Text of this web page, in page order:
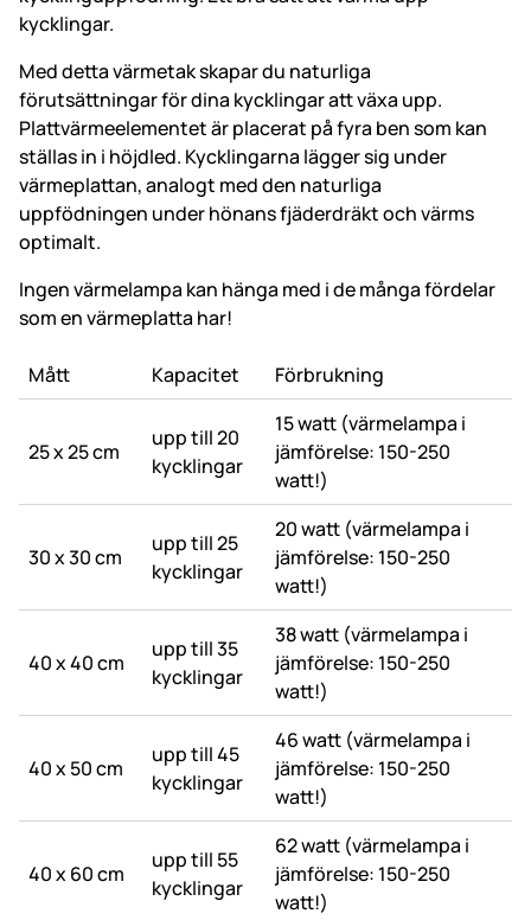
kycklingar.
Med detta värmetak skapar du naturliga
förutsättningar för dina kycklingar att växa upp.
Plattvärmeelementet är placerat på fyra ben som kan
ställas in i höjdled. Kycklingarna lägger sig under
värmeplattan, analogt med den naturliga
uppfödningen under hönans fjäderdräkt och värms
optimalt.
Ingen värmelampa kan hänga med i de många fördelar
som en värmeplatta har!
Mått Kapacitet Förbrukning
25 x 25 cm
upp till 20
kycklingar
15 watt (värmelampa i
jämförelse: 150-250
watt!)
30 x 30 cm
upp till 25
kycklingar
20 watt (värmelampa i
jämförelse: 150-250
watt!)
40 x 40 cm
upp till 35
kycklingar
38 watt (värmelampa i
jämförelse: 150-250
watt!)
40 x 50 cm
upp till 45
kycklingar
46 watt (värmelampa i
jämförelse: 150-250
watt!)
40 x 60 cm
upp till 55
kycklingar
62 watt (värmelampa i
jämförelse: 150-250
watt!)